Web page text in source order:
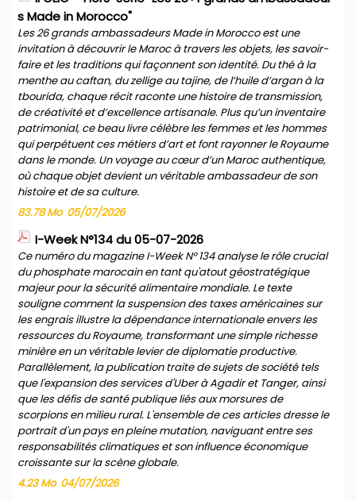
s Made in Morocco"
Les 26 grands ambassadeurs Made in Morocco est une
invitation à découvrir le Maroc à travers les objets, les savoir-
faire et les traditions qui façonnent son identité. Du thé à la
menthe au caftan, du zellige au tajine, de l’huile d’argan à la
tbourida, chaque récit raconte une histoire de transmission,
de créativité et d’excellence artisanale. Plus qu’un inventaire
patrimonial, ce beau livre célèbre les femmes et les hommes
qui perpétuent ces métiers d’art et font rayonner le Royaume
dans le monde. Un voyage au cœur d’un Maroc authentique,
où chaque objet devient un véritable ambassadeur de son
histoire et de sa culture.
83.78 Mo 05/07/2026
I-Week N°134 du 05-07-2026
Ce numéro du magazine I-Week N° 134 analyse le rôle crucial
du phosphate marocain en tant qu'atout géostratégique
majeur pour la sécurité alimentaire mondiale. Le texte
souligne comment la suspension des taxes américaines sur
les engrais illustre la dépendance internationale envers les
ressources du Royaume, transformant une simple richesse
minière en un véritable levier de diplomatie productive.
Parallèlement, la publication traite de sujets de société tels
que l'expansion des services d'Uber à Agadir et Tanger, ainsi
que les défis de santé publique liés aux morsures de
scorpions en milieu rural. L'ensemble de ces articles dresse le
portrait d'un pays en pleine mutation, naviguant entre ses
responsabilités climatiques et son influence économique
croissante sur la scène globale.
4.23 Mo 04/07/2026